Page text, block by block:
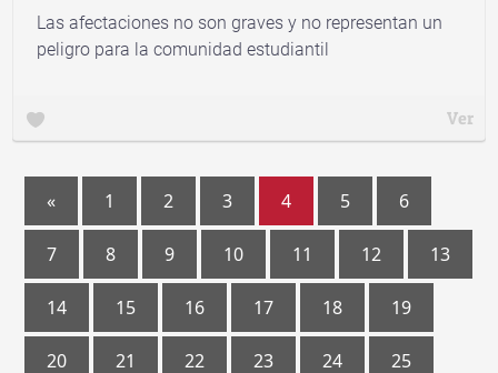
Las afectaciones no son graves y no representan un
peligro para la comunidad estudiantil
Ver
« 1 2 3 4 5 6
7 8 9 10 11 12 13
14 15 16 17 18 19
20 21 22 23 24 25